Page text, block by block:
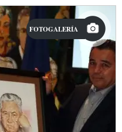
FOTOGALERÍA